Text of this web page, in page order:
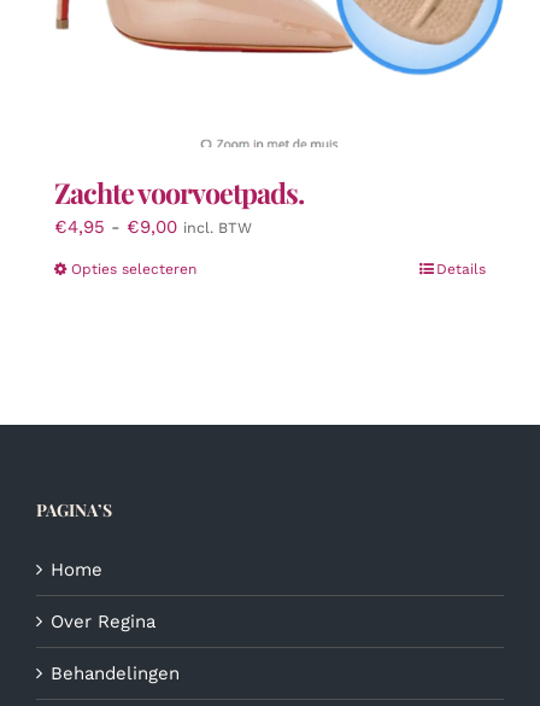
Zachte voorvoetpads.
€4,95 - €9,00Prijsklasse:
tot
incl. BTW
Opties selecterenDit
optie
Details
PAGINA’S
Home
Over Regina
Behandelingen